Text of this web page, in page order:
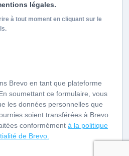
légales.
à tout moment en cliquant sur le
Brevo en tant que plateforme
soumettant ce formulaire, vous
les données personnelles que
soient transférées à Brevo
conformément à la politique
de Brevo.